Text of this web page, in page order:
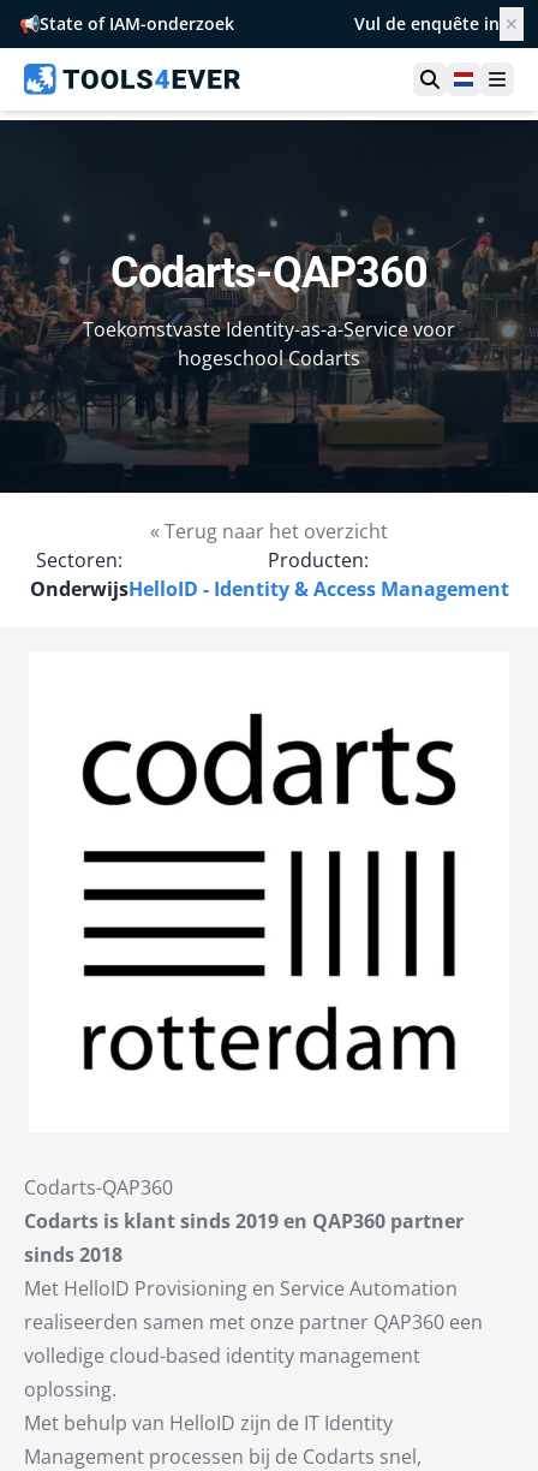
📢State of IAM-onderzoek Vul de enquête in ✕
Toon zoek
Codarts-QAP360
Toekomstvaste Identity-as-a-Service voor
hogeschool Codarts
« Terug naar het overzicht
Sectoren:
Onderwijs
Producten:
HelloID - Identity & Access Management
Codarts-QAP360
Codarts is klant sinds 2019 en QAP360 partner
sinds 2018
Met HelloID Provisioning en Service Automation
realiseerden samen met onze partner QAP360 een
volledige cloud-based identity management
oplossing.
Met behulp van HelloID zijn de IT Identity
Management processen bij de Codarts snel,